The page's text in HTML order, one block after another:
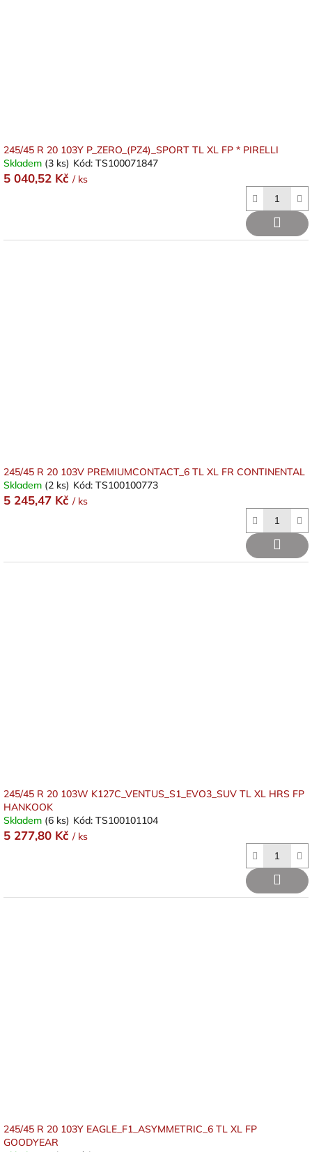
245/45 R 20 103Y P_ZERO_(PZ4)_SPORT TL XL FP * PIRELLI
Skladem (3 ks) Kód: TS100071847
5 040,52 Kč / ks
245/45 R 20 103V PREMIUMCONTACT_6 TL XL FR CONTINENTAL
Skladem (2 ks) Kód: TS100100773
5 245,47 Kč / ks
245/45 R 20 103W K127C_VENTUS_S1_EVO3_SUV TL XL HRS FP
HANKOOK
Skladem (6 ks) Kód: TS100101104
5 277,80 Kč / ks
245/45 R 20 103Y EAGLE_F1_ASYMMETRIC_6 TL XL FP
GOODYEAR